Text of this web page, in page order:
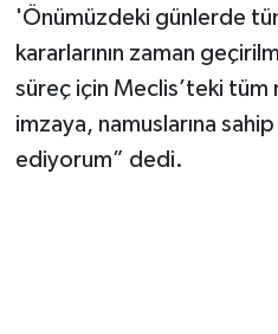
'Önümüzdeki günlerde
kararlarının zaman
süreç için Meclis’teki tüm
imzaya, namuslarına
ediyorum” dedi.